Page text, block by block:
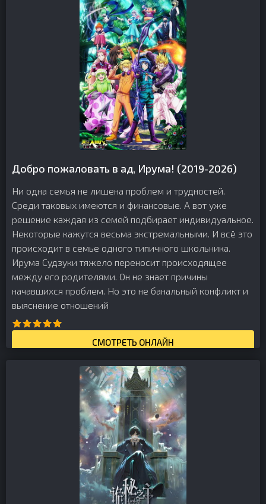
Добро пожаловать в ад, Ирума! (2019-2026)
Ни одна семья не лишена проблем и трудностей.
Среди таковых имеются и финансовые. А вот уже
решение каждая из семей подбирает индивидуальное.
Некоторые кажутся весьма экстремальными. И всё это
происходит в семье одного типичного школьника.
Ирума Судзуки тяжело переносит происходящее
между его родителями. Он не знает причины
начавшихся проблем. Но это не банальный конфликт и
выяснение отношений
СМОТРЕТЬ ОНЛАЙН